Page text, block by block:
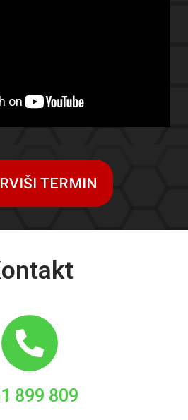
TERMIN
899 809